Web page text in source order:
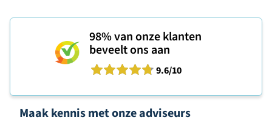
98%van onze klanten
beveelt ons aan
9.6/10
Maak kennis met onze adviseurs